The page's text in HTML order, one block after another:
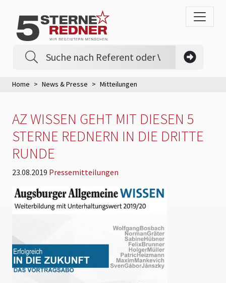
Home News & Presse Mitteilungen
AZ WISSEN GEHT MIT DIESEN 5
STERNE REDNERN IN DIE DRITTE
RUNDE
23.08.2019 Pressemitteilungen